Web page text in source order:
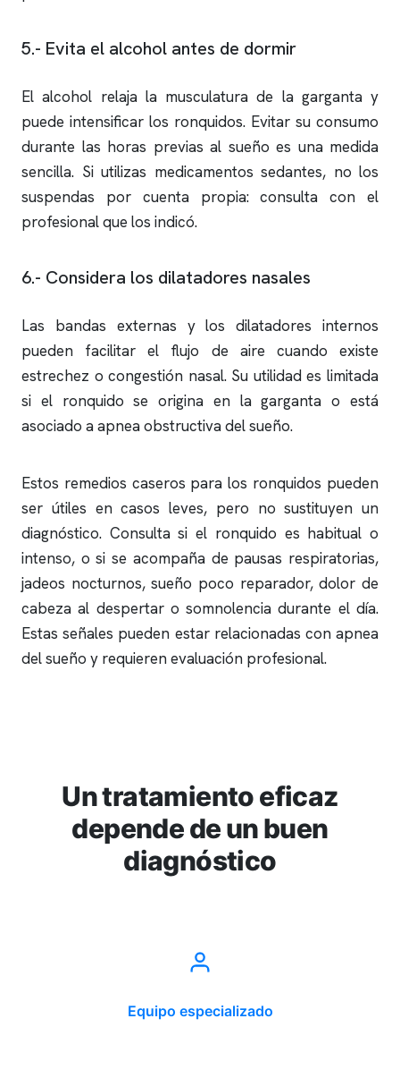
5.- Evita el alcohol antes de dormir
El alcohol relaja la musculatura de la garganta y
puede intensificar los ronquidos. Evitar su consumo
durante las horas previas al sueño es una medida
sencilla. Si utilizas medicamentos sedantes, no los
suspendas por cuenta propia: consulta con el
profesional que los indicó.
6.- Considera los dilatadores nasales
Las bandas externas y los dilatadores internos
pueden facilitar el flujo de aire cuando existe
estrechez o congestión nasal. Su utilidad es limitada
si el ronquido se origina en la garganta o está
asociado aapnea obstructivadel sueño.
Estos remedios caseros para los ronquidos pueden
ser útiles en casos leves, pero no sustituyen un
diagnóstico. Consulta si el ronquido es habitual o
intenso, o si se acompaña de pausas respiratorias,
jadeos nocturnos, sueño poco reparador, dolor de
cabeza al despertar o somnolencia durante el día.
Estas señales pueden estar relacionadas con apnea
del sueño y requieren evaluación profesional.
Un tratamiento eficaz
depende de un buen
diagnóstico
Equipo especializado